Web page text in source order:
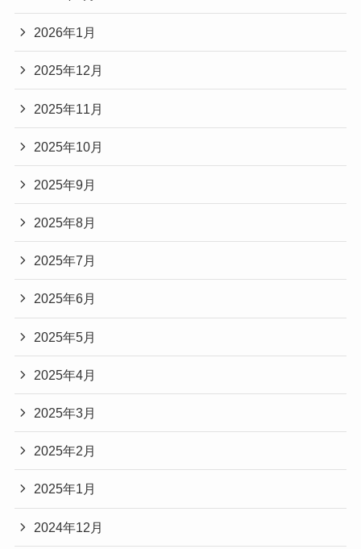
2026年1月
2025年12月
2025年11月
2025年10月
2025年9月
2025年8月
2025年7月
2025年6月
2025年5月
2025年4月
2025年3月
2025年2月
2025年1月
2024年12月